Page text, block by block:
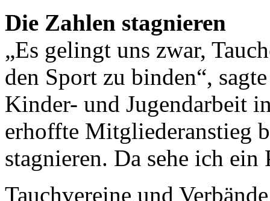
Die Zahlen stagnieren
„Es gelingt uns zwar,
den Sport zu binden“,
Kinder- und Jugendarbeit
erhoffte Mitgliederanstieg
stagnieren. Da sehe ich
Tauchvereine und